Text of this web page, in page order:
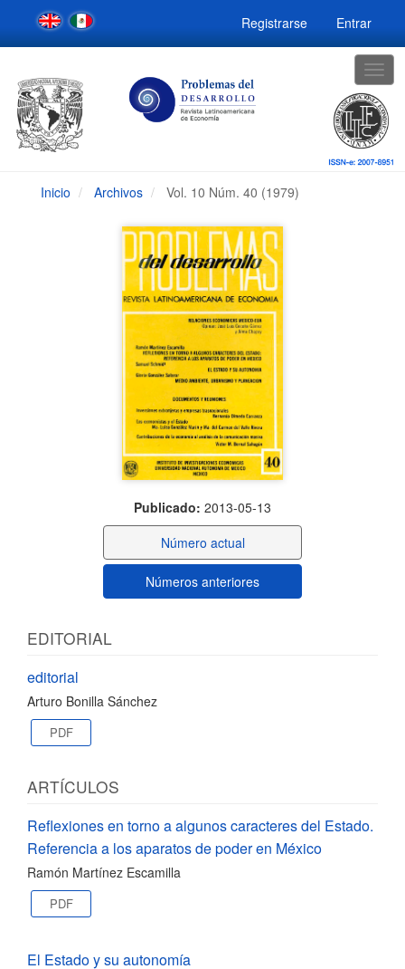
Navegación
principal
Contenido
Barra
lateral
Registrarse Entrar
Inicio Archivos Vol. 10 Núm. 40 (1979)
Publicado: 2013-05-13
Número actual
Números anteriores
EDITORIAL
editorial
Arturo Bonilla Sánchez
PDF
ARTÍCULOS
Reflexiones en torno a algunos caracteres del Estado.
Referencia a los aparatos de poder en México
Ramón Martínez Escamilla
PDF
El Estado y su autonomía